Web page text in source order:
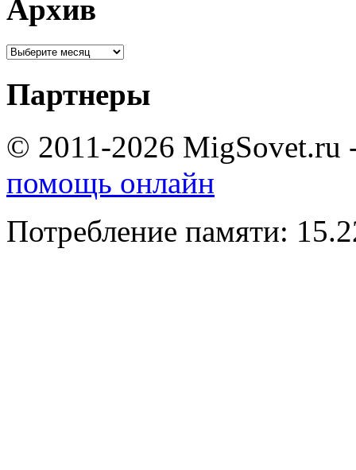
Архив
Партнеры
© 2011-2026 MigSovet.ru
помощь онлайн
Потребление памяти: